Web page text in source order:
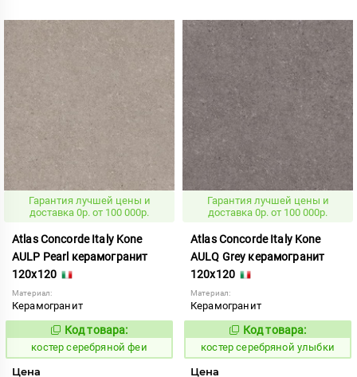
Гарантия лучшей цены и
доставка 0р. от 100 000р.
Atlas Concorde Italy Kone
AULP Pearl керамогранит
120x120
Материал:
Керамогранит
807613
Код товара:
костер серебряной феи
Цена
Гарантия лучшей цены и
доставка 0р. от 100 000р.
Atlas Concorde Italy Kone
AULQ Grey керамогранит
120x120
Материал:
Керамогранит
807611
Код товара:
костер серебряной улыбки
Цена